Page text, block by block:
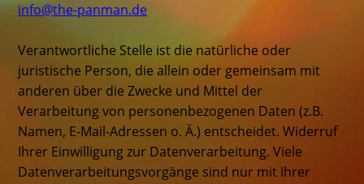
info@the-panman.de
Verantwortliche Stelle ist die natürliche oder
juristische Person, die allein oder gemeinsam mit
anderen über die Zwecke und Mittel der
Verarbeitung von personenbezogenen Daten (z.B.
Namen, E-Mail-Adressen o. Ä.) entscheidet. Widerruf
Ihrer Einwilligung zur Datenverarbeitung. Viele
Datenverarbeitungsvorgänge sind nur mit Ihrer